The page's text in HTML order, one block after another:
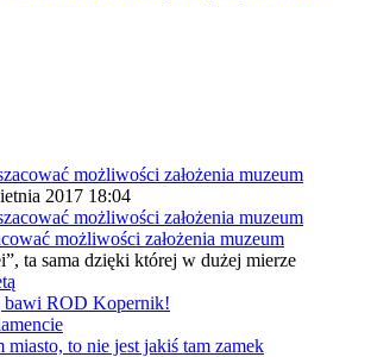
2017 18:04
możliwości założenia muzeum
ta sama dzięki której w dużej mierze
bawi ROD Kopernik!
miasto, to nie jest jakiś tam zamek